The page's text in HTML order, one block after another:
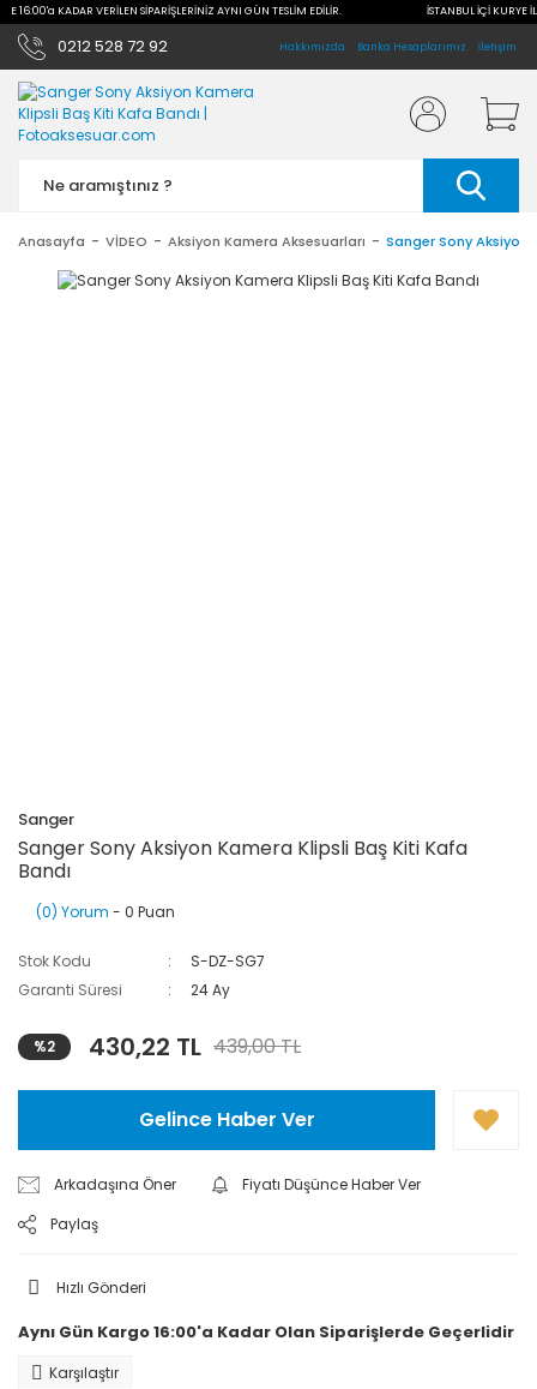
16:00'a KADAR VERİLEN SİPARİŞLERİNİZ AYNI GÜN TESLİM EDİLİR. İSTANBUL İÇİ KURYE
0212 528 72 92 Hakkımızda Banka Hesaplarımız İletişim
Anasayfa VİDEO Aksiyon Kamera Aksesuarları Sanger Sony Aksiyon
Sanger
Sanger Sony Aksiyon Kamera Klipsli Baş Kiti Kafa
Bandı
(0) Yorum - 0 Puan
Stok Kodu
S-DZ-SG7
Garanti Süresi
24 Ay
%2 430,22 TL 439,00 TL
Gelince Haber Ver
Arkadaşına Öner
Fiyatı Düşünce Haber Ver
Paylaş
Hızlı Gönderi
Aynı Gün Kargo 16:00'a Kadar Olan Siparişlerde Geçerlidir
Karşılaştır